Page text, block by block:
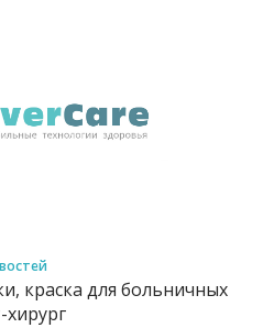
краска для больничных
хирург